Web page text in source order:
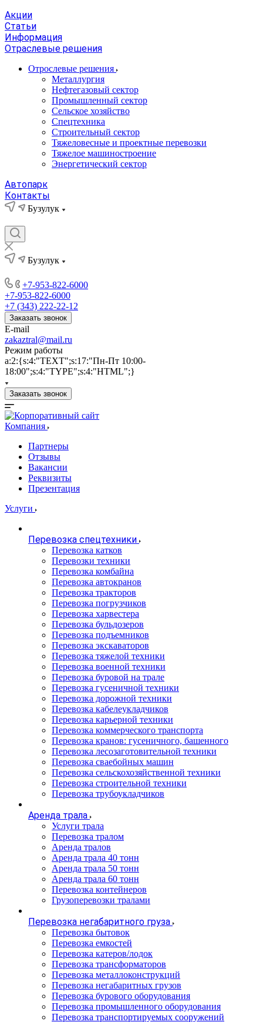
Акции
Статьи
Информация
Отраслевые решения
Отрослевые решения
Металлургия
Нефтегазовый сектор
Промышленный сектор
Сельское хозяйство
Спецтехника
Строительный сектор
Тяжеловесные и проектные перевозки
Тяжелое машиностроение
Энергетический сектор
Автопарк
Контакты
Бузулук
Бузулук
+7-953-822-6000
+7-953-822-6000
+7 (343) 222-22-12
Заказать звонок
E-mail
zakaztral@mail.ru
Режим работы
a:2:{s:4:"TEXT";s:17:"Пн-Пт 10:00-
18:00";s:4:"TYPE";s:4:"HTML";}
Заказать звонок
Компания
Партнеры
Отзывы
Вакансии
Реквизиты
Презентация
Услуги
Перевозка спецтехники
Перевозка катков
Перевозки техники
Перевозка комбайна
Перевозка автокранов
Перевозка тракторов
Перевозка погрузчиков
Перевозка харвестера
Перевозка бульдозеров
Перевозка подъемников
Перевозка экскаваторов
Перевозка тяжелой техники
Перевозка военной техники
Перевозка буровой на трале
Перевозка гусеничной техники
Перевозка дорожной техники
Перевозка кабелеукладчиков
Перевозка карьерной техники
Перевозка коммерческого транспорта
Перевозка кранов: гусеничного, башенного
Перевозка лесозаготовительной техники
Перевозка сваебойных машин
Перевозка сельскохозяйственной техники
Перевозка строительной техники
Перевозка трубоукладчиков
Аренда трала
Услуги трала
Перевозка тралом
Аренда тралов
Аренда трала 40 тонн
Аренда трала 50 тонн
Аренда трала 60 тонн
Перевозка контейнеров
Грузоперевозки тралами
Перевозка негабаритного груза
Перевозка бытовок
Перевозка емкостей
Перевозка катеров/лодок
Перевозка трансформаторов
Перевозка металлоконструкций
Перевозка негабаритных грузов
Перевозка бурового оборудования
Перевозка промышленного оборудования
Перевозка транспортируемых сооружений